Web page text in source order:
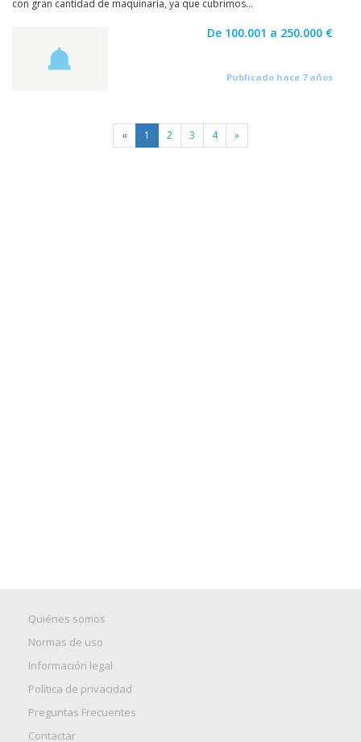
con gran cantidad de maquinaria, ya que cubrimos...
De 100.001 a 250.000 €
Publicado hace 7 años
« 1 2 3 4 »
Quiénes somos
Normas de uso
Información legal
Política de privacidad
Preguntas Frecuentes
Contactar